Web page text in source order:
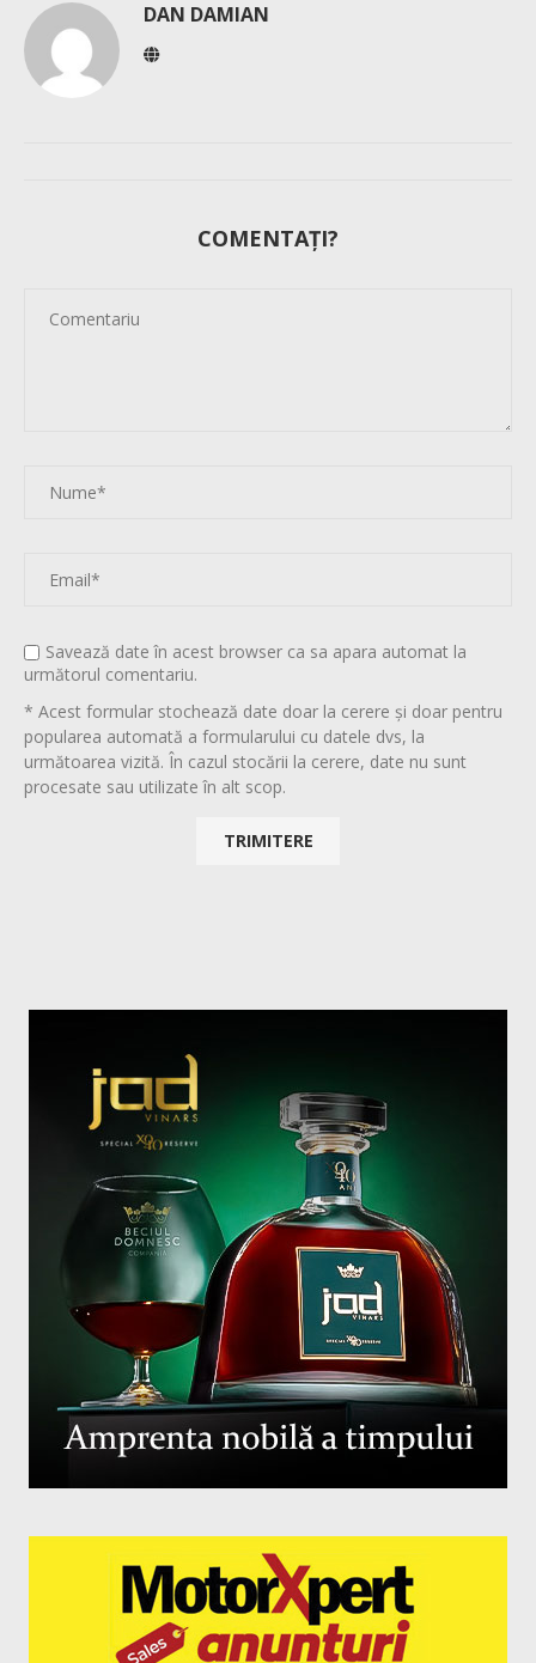
DAN DAMIAN
COMENTAȚI?
Savează date în acest browser ca sa apara automat la
următorul comentariu.
* Acest formular stochează date doar la cerere și doar pentru
popularea automată a formularului cu datele dvs, la
următoarea vizită. În cazul stocării la cerere, date nu sunt
procesate sau utilizate în alt scop.